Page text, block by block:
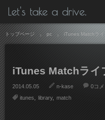
Let's take a drive.
トップページ pc iTunes Matchラ
iTunes Matchライ
2014.05.05 n-kase 0コメ
itunes
library match